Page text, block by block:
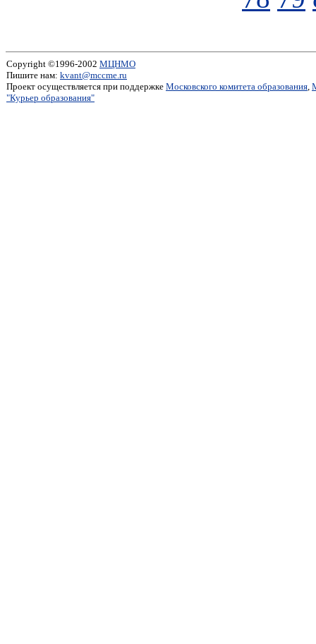
Copyright ©1996-2002 МЦНМО
Пишите нам: kvant@mccme.ru
Проект осуществляется при поддержке Московского комитета образования,
"Курьер образования"